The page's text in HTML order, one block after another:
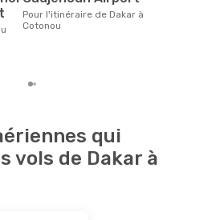
Pour l'itinéraire de Dakar à
Cotonou
qui
vols de Dakar à